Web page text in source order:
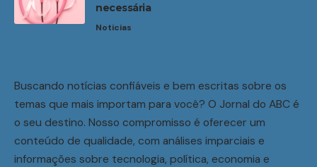
necessária
Noticias
Buscando notícias confiáveis e bem escritas sobre os
temas que mais importam para você? O Jornal do ABC é
o seu destino. Nosso compromisso é oferecer um
conteúdo de qualidade, com análises imparciais e
informações sobre tecnologia, política, economia e